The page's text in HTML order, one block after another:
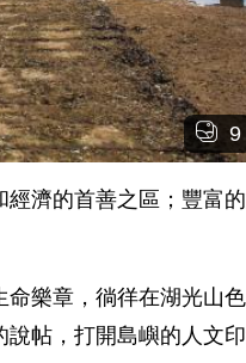
9
濟的首善之區；豐富
樂章，徜徉在湖光山
帖，打開島嶼的人文